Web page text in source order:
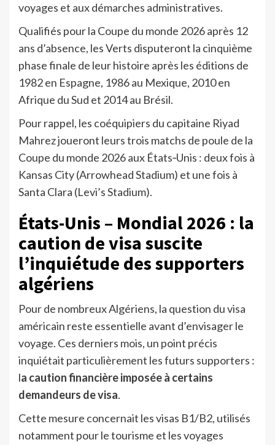
voyages et aux démarches administratives.
Qualifiés pour la Coupe du monde 2026 après 12
ans d’absence, les Verts disputeront la cinquième
phase finale de leur histoire après les éditions de
1982 en Espagne, 1986 au Mexique, 2010 en
Afrique du Sud et 2014 au Brésil.
Pour rappel, les coéquipiers du capitaine Riyad
Mahrez joueront leurs trois matchs de poule de la
Coupe du monde 2026 aux États‑Unis : deux fois à
Kansas City (Arrowhead Stadium) et une fois à
Santa Clara (Levi’s Stadium).
États-Unis – Mondial 2026 : la
caution de visa suscite
l’inquiétude des supporters
algériens
Pour de nombreux Algériens, la question du visa
américain reste essentielle avant d’envisager le
voyage. Ces derniers mois, un point précis
inquiétait particulièrement les futurs supporters :
la caution financière imposée à certains
demandeurs de visa.
Cette mesure concernait les visas B1/B2, utilisés
notamment pour le tourisme et les voyages